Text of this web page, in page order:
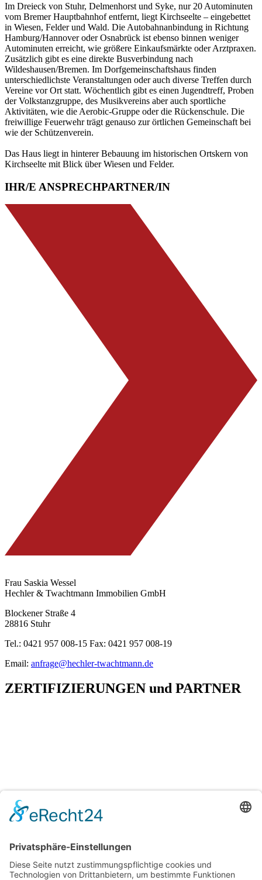
Im Dreieck von Stuhr, Delmenhorst und Syke, nur 20 Autominuten
vom Bremer Hauptbahnhof entfernt, liegt Kirchseelte – eingebettet
in Wiesen, Felder und Wald. Die Autobahnanbindung in Richtung
Hamburg/Hannover oder Osnabrück ist ebenso binnen weniger
Autominuten erreicht, wie größere Einkaufsmärkte oder Arztpraxen.
Zusätzlich gibt es eine direkte Busverbindung nach
Wildeshausen/Bremen. Im Dorfgemeinschaftshaus finden
unterschiedlichste Veranstaltungen oder auch diverse Treffen durch
Vereine vor Ort statt. Wöchentlich gibt es einen Jugendtreff, Proben
der Volkstanzgruppe, des Musikvereins aber auch sportliche
Aktivitäten, wie die Aerobic-Gruppe oder die Rückenschule. Die
freiwillige Feuerwehr trägt genauso zur örtlichen Gemeinschaft bei
wie der Schützenverein.
Das Haus liegt in hinterer Bebauung im historischen Ortskern von
Kirchseelte mit Blick über Wiesen und Felder.
IHR/E ANSPRECHPARTNER/IN
Frau Saskia Wessel
Hechler & Twachtmann Immobilien GmbH
Blockener Straße 4
28816 Stuhr
Tel.: 0421 957 008-15 Fax: 0421 957 008-19
Email: anfrage@hechler-twachtmann.de
ZERTIFIZIERUNGEN und PARTNER
Hechler & Twachtmann Immobilien GmbH
Geschäftsführer: Tobias Gazzo